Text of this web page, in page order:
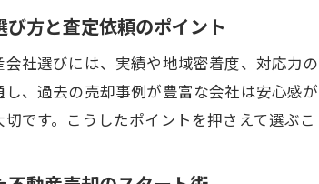
手続
不動
売却
方と査定依頼のポイント
社選びには、実績や地域密着度、対応力
、過去の売却事例が豊富な会社は安心感
です。こうしたポイントを押さえて選ぶ